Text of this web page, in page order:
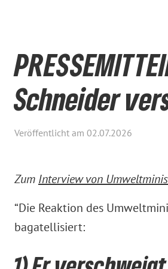
Schneider
Veröffentlicht am 02.07.2026
Zum Interview von
“Die Reaktion des
bagatellisiert: